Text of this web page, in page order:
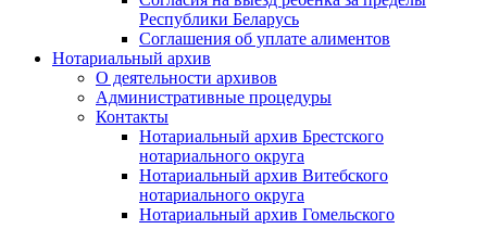
Республики Беларусь
Соглашения об уплате алиментов
Нотариальный архив
О деятельности архивов
Административные процедуры
Контакты
Нотариальный архив Брестского
нотариального округа
Нотариальный архив Витебского
нотариального округа
Нотариальный архив Гомельского